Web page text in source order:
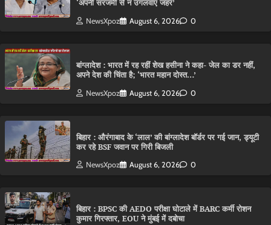
‘अपनी सरजमीं से न उगलवाएं जहर’
NewsXpoz August 6, 2026 0
बांग्लादेश : भारत में रह रहीं शेख हसीना ने कहा- जेल का डर नहीं,
अपने देश की चिंता है; ‘भारत महान दोस्त…’
NewsXpoz August 6, 2026 0
बिहार : औरंगाबाद के ‘लाल’ की बांग्लादेश बॉर्डर पर गई जान, ड्यूटी
कर रहे BSF जवान पर गिरी बिजली
NewsXpoz August 6, 2026 0
बिहार : BPSC की AEDO परीक्षा घोटाले में BARC कर्मी रोशन
कुमार गिरफ्तार, EOU ने मुंबई में दबोचा